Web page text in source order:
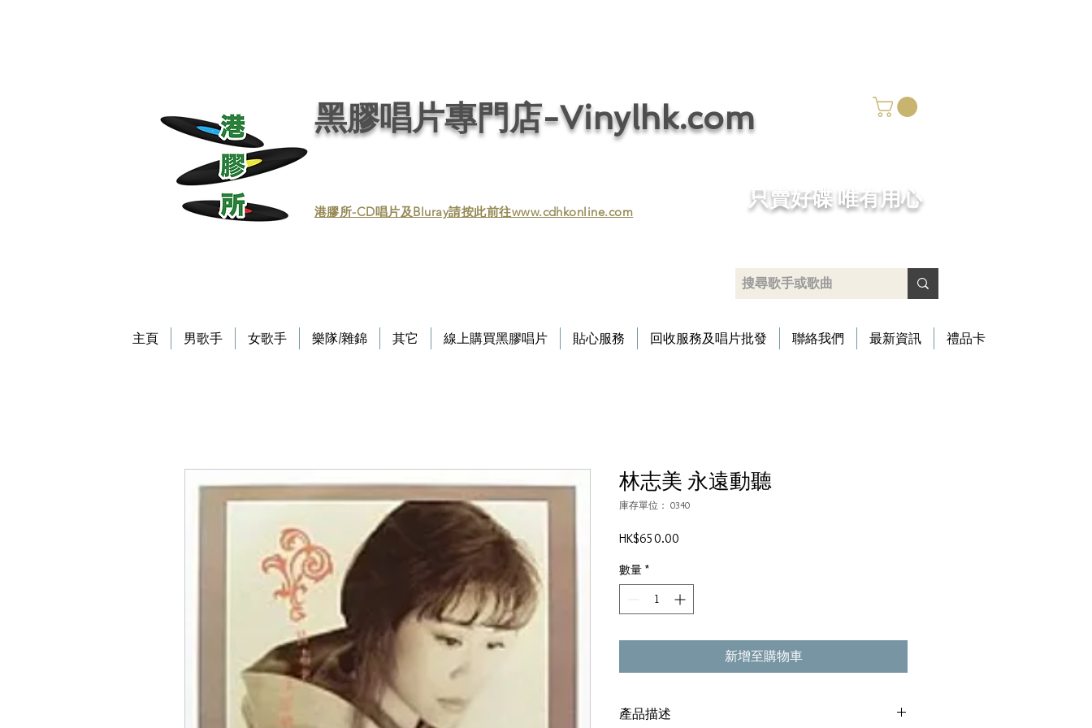
黑膠唱片專門店-Vinylhk.com
​港膠所-CD唱片及Bluray請按此前往www.cdhkonline.com ​只賣好碟 唯有用心
主頁 男歌手 女歌手 樂隊/雜錦 其它 線上購買黑膠唱片 貼心服務 回收服務及唱片批發 聯絡我們 最新資訊 禮品卡
林志美 永遠動聽
庫存單位： 0340
HK$650.00
數量 *
新增至購物車
產品描述